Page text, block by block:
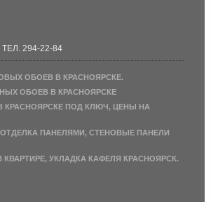
294-22-84
ОБОЕВ В КРАСНОЯРСКЕ.
ОБОЕВ В КРАСНОЯРСКЕ
КРАСНОЯРСКЕ ПОД КЛЮЧ, ЦЕНЫ НА
ПАНЕЛЯМИ, СТЕНОВЫЕ ПАНЕЛИ
КВАРТИРЕ, УКЛАДКА КАФЕЛЯ КРАСНОЯРСК.